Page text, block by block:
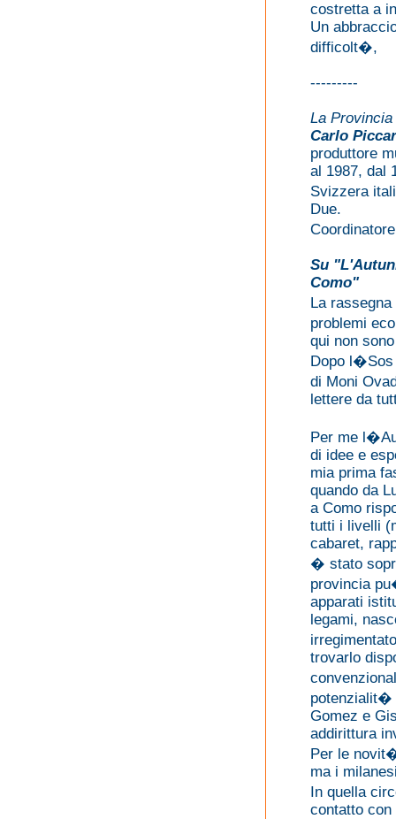
costretta a
Un
difficolt�,
---------
La
Carlo
produttore
al 1987, dal
Svizzera
Due.
Su
Como"
La
problemi
qui non
Dopo l�Sos
di Moni
lettere da
Per me
di idee e
mia prima
quando da
a Como
tutti i livelli
cabaret,
� stato
provincia
apparati
legami,
trovarlo
potenzialit�
Gomez e
addirittura
Per le
ma i
In quella
contatto con